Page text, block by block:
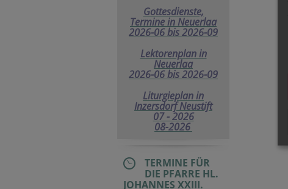
Gottesdienste,
Termine in Neuerlaa
2026-06 bis 2026-09
Lektorenplan in
Neuerlaa
2026-06 bis 2026-09
Liturgieplan in
Inzersdorf Neustift
07 - 2026
08-2026
TERMINE FÜR
DIE PFARRE HL.
JOHANNES XXIII.